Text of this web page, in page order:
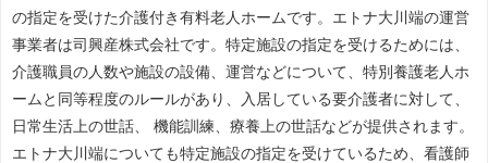
の指定を受けた介護付き有料老人ホームです。エトナ大川端の運営
事業者は司興産株式会社です。特定施設の指定を受けるためには、
介護職員の人数や施設の設備、運営などについて、特別養護老人ホ
ームと同等程度のルールがあり、入居している要介護者に対して、
日常生活上の世話、 機能訓練、療養上の世話などが提供されます。
エトナ大川端についても特定施設の指定を受けているため、看護師